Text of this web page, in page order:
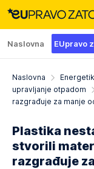
Naslovna EUpravo
Naslovna
upravljanje otpadom
razgrađuje za manje
Plastika
stvorili
razgrađuje